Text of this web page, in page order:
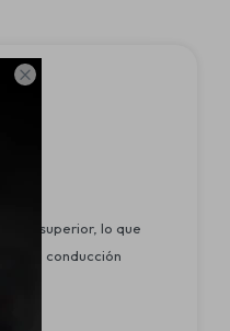

superior, lo que
la conducción